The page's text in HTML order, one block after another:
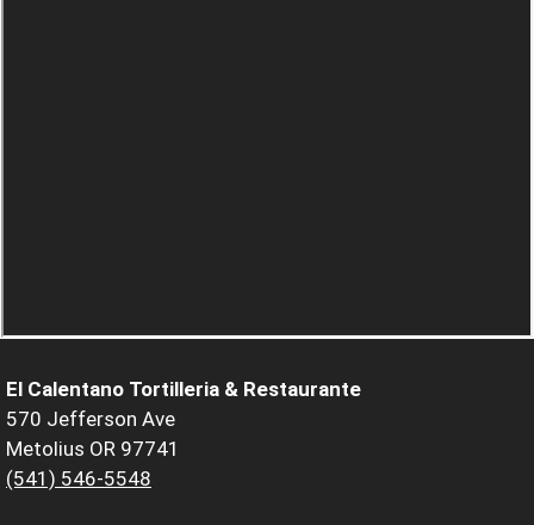
El Calentano Tortilleria & Restaurante
570 Jefferson Ave
Metolius OR 97741
(541) 546-5548